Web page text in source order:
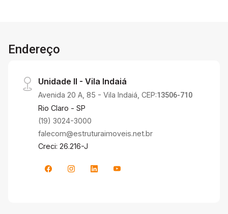
maravilhosa, piscina, edícula sendo dois
cômodos e um banheiro social. Agende sua
Endereço
Unidade II - Vila Indaiá
Avenida 20 A, 85 - Vila Indaiá, CEP:13506-710
Rio Claro - SP
(19) 3024-3000
falecom@estruturaimoveis.net.br
Creci: 26.216-J